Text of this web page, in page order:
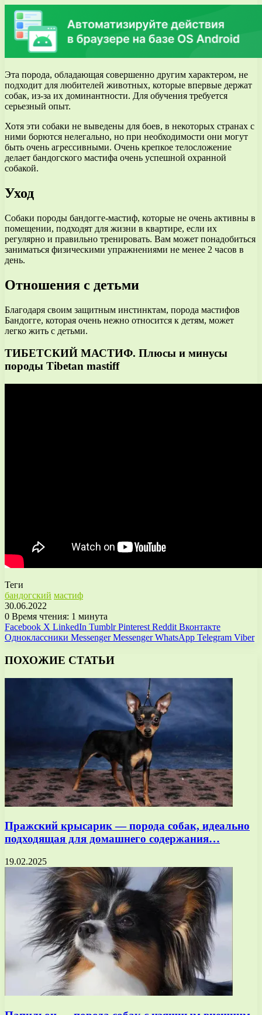
Эта порода, обладающая совершенно другим характером, не
подходит для любителей животных, которые впервые держат
собак, из-за их доминантности. Для обучения требуется
серьезный опыт.
Хотя эти собаки не выведены для боев, в некоторых странах с
ними борются нелегально, но при необходимости они могут
быть очень агрессивными. Очень крепкое телосложение
делает бандогского мастифа очень успешной охранной
собакой.
Уход
Собаки породы бандогге-мастиф, которые не очень активны в
помещении, подходят для жизни в квартире, если их
регулярно и правильно тренировать. Вам может понадобиться
заниматься физическими упражнениями не менее 2 часов в
день.
Отношения с детьми
Благодаря своим защитным инстинктам, порода мастифов
Бандогге, которая очень нежно относится к детям, может
легко жить с детьми.
ТИБЕТСКИЙ МАСТИФ. Плюсы и минусы
породы Tibetan mastiff
Теги
бандогский мастиф
30.06.2022
0 Время чтения: 1 минута
Facebook X LinkedIn Tumblr Pinterest Reddit Вконтакте
Одноклассники Messenger Messenger WhatsApp Telegram Viber
ПОХОЖИЕ СТАТЬИ
Пражский крысарик — порода собак, идеально
подходящая для домашнего содержания…
19.02.2025